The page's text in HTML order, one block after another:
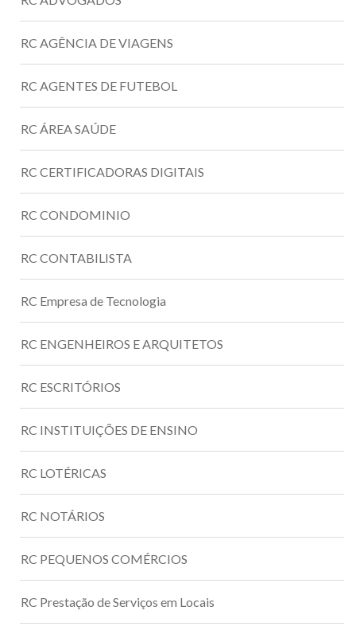
RC AGÊNCIA DE VIAGENS
RC AGENTES DE FUTEBOL
RC ÁREA SAÚDE
RC CERTIFICADORAS DIGITAIS
RC CONDOMINIO
RC CONTABILISTA
RC Empresa de Tecnologia
RC ENGENHEIROS E ARQUITETOS
RC ESCRITÓRIOS
RC INSTITUIÇÕES DE ENSINO
RC LOTÉRICAS
RC NOTÁRIOS
RC PEQUENOS COMÉRCIOS
RC Prestação de Serviços em Locais